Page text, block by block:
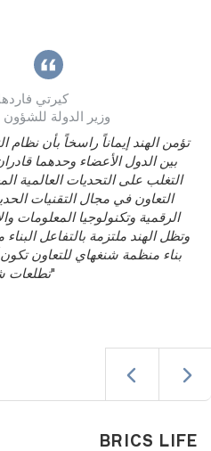
كيرتي
وزير الدولة للشؤون
تؤمن الهند إيماناً راسخاً بأن نظام
بين الدول الأعضاء وحدهما
التغلب على التحديات العالمية
التعاون في مجال التقنيات
الرقمية وتكنولوجيا المعلومات
وتظل الهند ملتزمة بالتفاعل
بناء منظمة شنغهاي للتعاون
تطلعات"
BRICS LIFE